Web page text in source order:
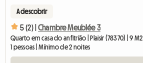
A descobrir
5 (2) | Chambre Meublée 3
Quarto em casa do anfitrião | Plaisir (78370) | 9 M2
1 pessoas | Mínimo de 2 noites